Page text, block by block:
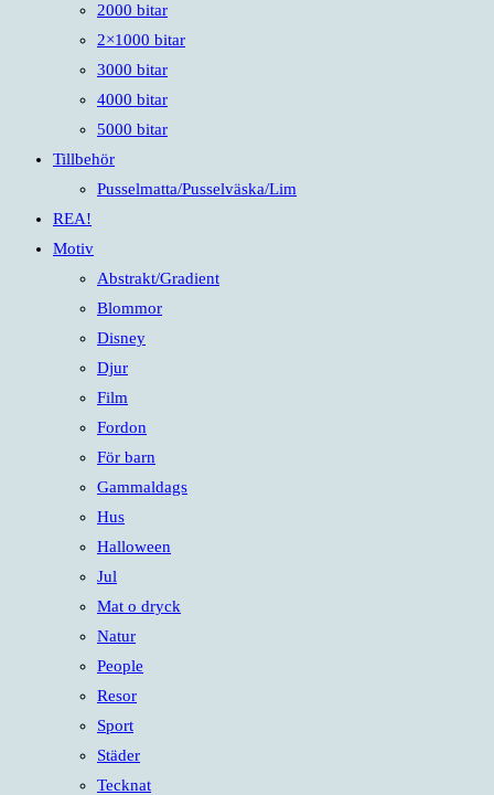
2000 bitar
2×1000 bitar
3000 bitar
4000 bitar
5000 bitar
Tillbehör
Pusselmatta/Pusselväska/Lim
REA!
Motiv
Abstrakt/Gradient
Blommor
Disney
Djur
Film
Fordon
För barn
Gammaldags
Hus
Halloween
Jul
Mat o dryck
Natur
People
Resor
Sport
Städer
Tecknat